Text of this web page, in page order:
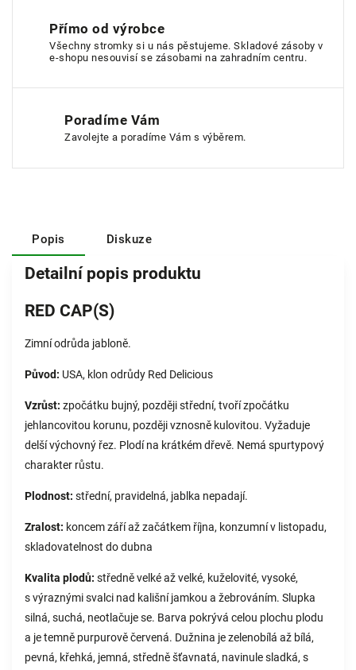
Přímo od výrobce
Všechny stromky si u nás pěstujeme. Skladové zásoby v
e-shopu nesouvisí se zásobami na zahradním centru.
Poradíme Vám
Zavolejte a poradíme Vám s výběrem.
Popis Diskuze
Detailní popis produktu
RED CAP(S)
Zimní odrůda jabloně.
Původ: USA, klon odrůdy Red Delicious
Vzrůst: zpočátku bujný, později střední, tvoří zpočátku
jehlancovitou korunu, později vznosně kulovitou. Vyžaduje
delší výchovný řez. Plodí na krátkém dřevě. Nemá spurtypový
charakter růstu.
Plodnost: střední, pravidelná, jablka nepadají.
Zralost: koncem září až začátkem října, konzumní v listopadu,
skladovatelnost do dubna
Kvalita plodů: středně velké až velké, kuželovité, vysoké,
s výraznými svalci nad kališní jamkou a žebrováním. Slupka
silná, suchá, neotlačuje se. Barva pokrývá celou plochu plodu
a je temně purpurově červená. Dužnina je zelenobílá až bílá,
pevná, křehká, jemná, středně šťavnatá, navinule sladká, s